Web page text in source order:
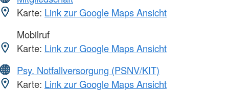
Karte: Link zur Google Maps Ansicht
Mobilruf
Karte: Link zur Google Maps Ansicht
Psy. Notfallversorgung (PSNV/KIT)
Karte: Link zur Google Maps Ansicht